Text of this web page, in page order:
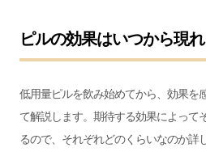
ピルの効果はいつから現
低用量ピルを飲み始めてから、効果を
て解説します。期待する効果によって
るので、それぞれどのくらいなのか詳